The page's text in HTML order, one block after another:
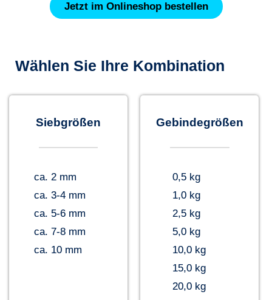
Jetzt im Onlineshop bestellen
Wählen Sie Ihre Kombination
Siebgrößen
ca. 2 mm
ca. 3-4 mm
ca. 5-6 mm
ca. 7-8 mm
ca. 10 mm
Gebindegrößen
0,5 kg
1,0 kg
2,5 kg
5,0 kg
10,0 kg
15,0 kg
20,0 kg